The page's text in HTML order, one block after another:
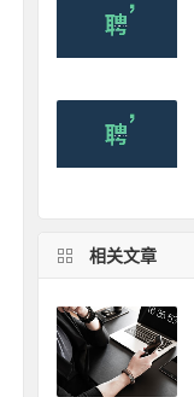
相关文章